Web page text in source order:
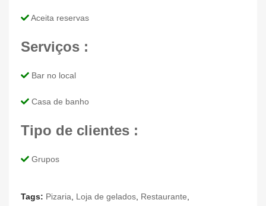
Aceita reservas
Serviços :
Bar no local
Casa de banho
Tipo de clientes :
Grupos
Tags: Pizaria Loja de gelados Restaurante